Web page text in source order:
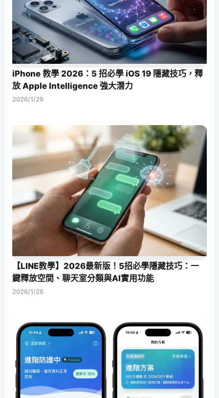
iPhone 教學 2026：5 招必學 iOS 19 隱藏技巧，釋
放 Apple Intelligence 強大潛力
2026/1/29
【LINE教學】2026最新版！5招必學隱藏技巧：一
鍵釋放空間、聊天室分類與AI實用功能
2026/1/26